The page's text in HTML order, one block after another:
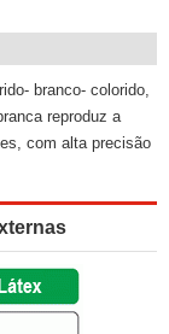
branco- colorido,
reproduz a
com alta precisão